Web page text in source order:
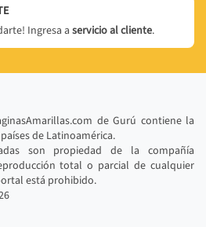
Ingresa a servicio al cliente.
de Gurú contiene la
de Latinoamérica.
son propiedad de la compañía
total o parcial de cualquier
está prohibido.